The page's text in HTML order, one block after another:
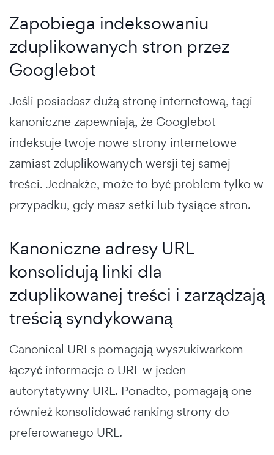
Zapobiega indeksowaniu
zduplikowanych stron przez
Googlebot
Jeśli posiadasz dużą stronę internetową, tagi
kanoniczne zapewniają, że Googlebot
indeksuje twoje nowe strony internetowe
zamiast zduplikowanych wersji tej samej
treści. Jednakże, może to być problem tylko w
przypadku, gdy masz setki lub tysiące stron.
Kanoniczne adresy URL
konsolidują linki dla
zduplikowanej treści i zarządzają
treścią syndykowaną
Canonical URLs pomagają wyszukiwarkom
łączyć informacje o URL w jeden
autorytatywny URL. Ponadto, pomagają one
również konsolidować ranking strony do
preferowanego URL.